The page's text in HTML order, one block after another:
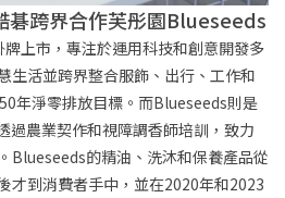
碁跨界合作芙彤園Blueseeds
上市，專注於運用科技和創意開發多
生活並跨界整合服飾、出行、工作和
年淨零排放目標。而Blueseeds則是
過農業契作和視障調香師培訓，致力
Blueseeds的精油、洗沐和保養產品從
才到消費者手中，並在2020年和2023